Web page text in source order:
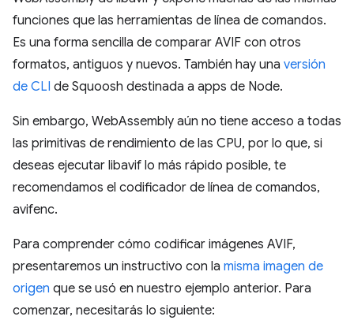
funciones que las herramientas de línea de comandos.
Es una forma sencilla de comparar AVIF con otros
formatos, antiguos y nuevos. También hay una versión
de CLI de Squoosh destinada a apps de Node.
Sin embargo, WebAssembly aún no tiene acceso a todas
las primitivas de rendimiento de las CPU, por lo que, si
deseas ejecutar libavif lo más rápido posible, te
recomendamos el codificador de línea de comandos,
avifenc.
Para comprender cómo codificar imágenes AVIF,
presentaremos un instructivo con la misma imagen de
origen que se usó en nuestro ejemplo anterior. Para
comenzar, necesitarás lo siguiente: